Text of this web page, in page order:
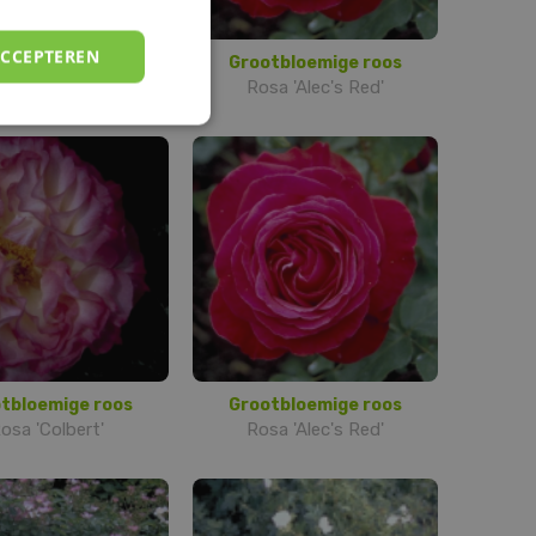
roos
'Alexander'
Grootbloemige roos
Rosa 'Alec's Red'
roos
'Colbert'
Grootbloemige roos
Rosa 'Alec's Red'